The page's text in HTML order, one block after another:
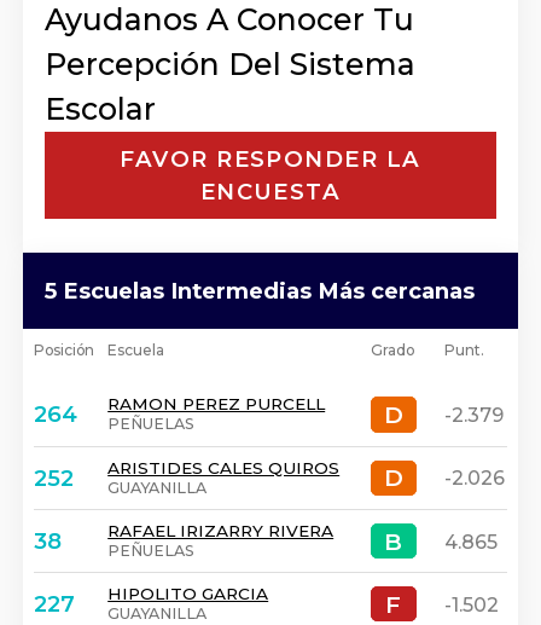
Ayudanos A Conocer Tu
Percepción Del Sistema
Escolar
FAVOR RESPONDER LA
ENCUESTA
5 Escuelas Intermedias Más cercanas
Posición Escuela Grado Punt.
264 RAMON PEREZ PURCELL
PEÑUELAS D
D -2.379
252 ARISTIDES CALES QUIROS
GUAYANILLA D
D -2.026
38 RAFAEL IRIZARRY RIVERA
PEÑUELAS B
B 4.865
227 HIPOLITO GARCIA
GUAYANILLA F
F -1.502